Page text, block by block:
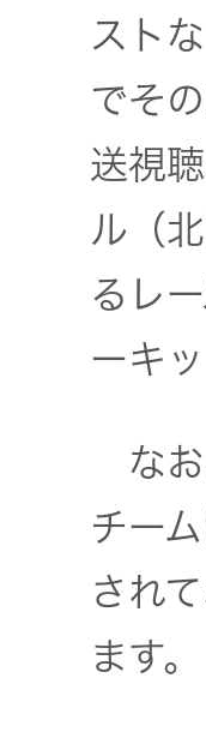
スト
でそ
送視
ル（
るレ
ーキ
なお
チー
され
ます。